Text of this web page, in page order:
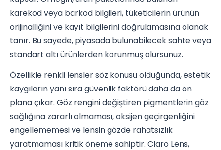
karekod veya barkod bilgileri, tüketicilerin ürünün
orijinalliğini ve kayıt bilgilerini doğrulamasına olanak
tanır. Bu sayede, piyasada bulunabilecek sahte veya
standart altı ürünlerden korunmuş olursunuz.
Özellikle renkli lensler söz konusu olduğunda, estetik
kaygıların yanı sıra güvenlik faktörü daha da ön
plana çıkar. Göz rengini değiştiren pigmentlerin göz
sağlığına zararlı olmaması, oksijen geçirgenliğini
engellememesi ve lensin gözde rahatsızlık
yaratmaması kritik öneme sahiptir. Claro Lens,